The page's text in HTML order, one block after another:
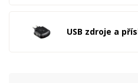
USB zdroje a